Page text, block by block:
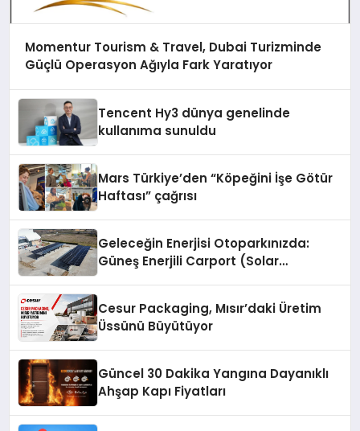
Momentur Tourism & Travel, Dubai Turizminde
Güçlü Operasyon Ağıyla Fark Yaratıyor
Tencent Hy3 dünya genelinde
kullanıma sunuldu
Mars Türkiye’den “Köpeğini İşe Götür
Haftası” çağrısı
Geleceğin Enerjisi Otoparkınızda:
Güneş Enerjili Carport (Solar
Cesur Packaging, Mısır’daki Üretim
Üssünü Büyütüyor
Güncel 30 Dakika Yangına Dayanıklı
Ahşap Kapı Fiyatları